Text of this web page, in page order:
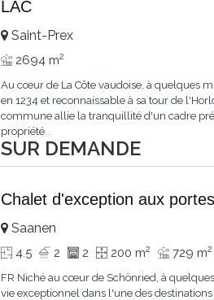
LAC
SUR DEMANDE
Saint-Prex
2694 m2
Au cœur de La Côte vaudoise, à quelques
en 1234 et reconnaissable à sa tour de
commune allie la tranquillité d'un cadre
propriété...
Chalet d'exception aux
Saanen
4.5 2 2 200 m2 729 m2
FR Niché au cœur de Schönried, à
vie exceptionnel dans l'une des